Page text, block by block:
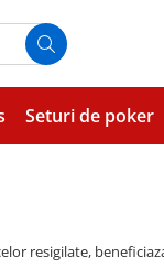
Seturi de poker
resigilate,